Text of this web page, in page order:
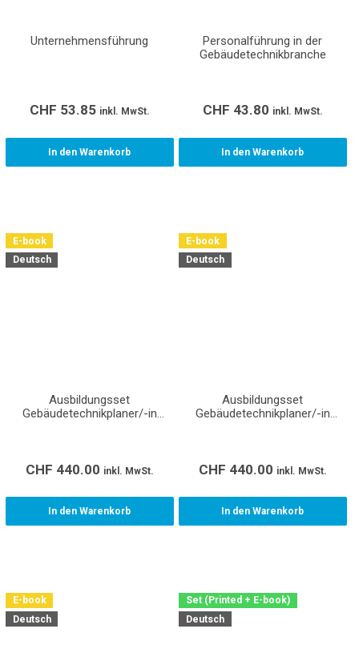
Unternehmensführung
CHF 53.85 inkl. MwSt.
In den Warenkorb
Personalführung in der
Gebäudetechnikbranche
CHF 43.80 inkl. MwSt.
In den Warenkorb
E-book
Deutsch
Ausbildungsset
Gebäudetechnikplaner/-in
CHF 440.00 inkl. MwSt.
In den Warenkorb
E-book
Deutsch
Ausbildungsset
Gebäudetechnikplaner/-in
CHF 440.00 inkl. MwSt.
In den Warenkorb
E-book
Deutsch
Set (Printed + E-book)
Deutsch